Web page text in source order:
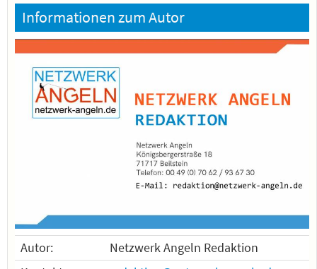
Informationen zum Autor
Autor:
Netzwerk Angeln Redaktion